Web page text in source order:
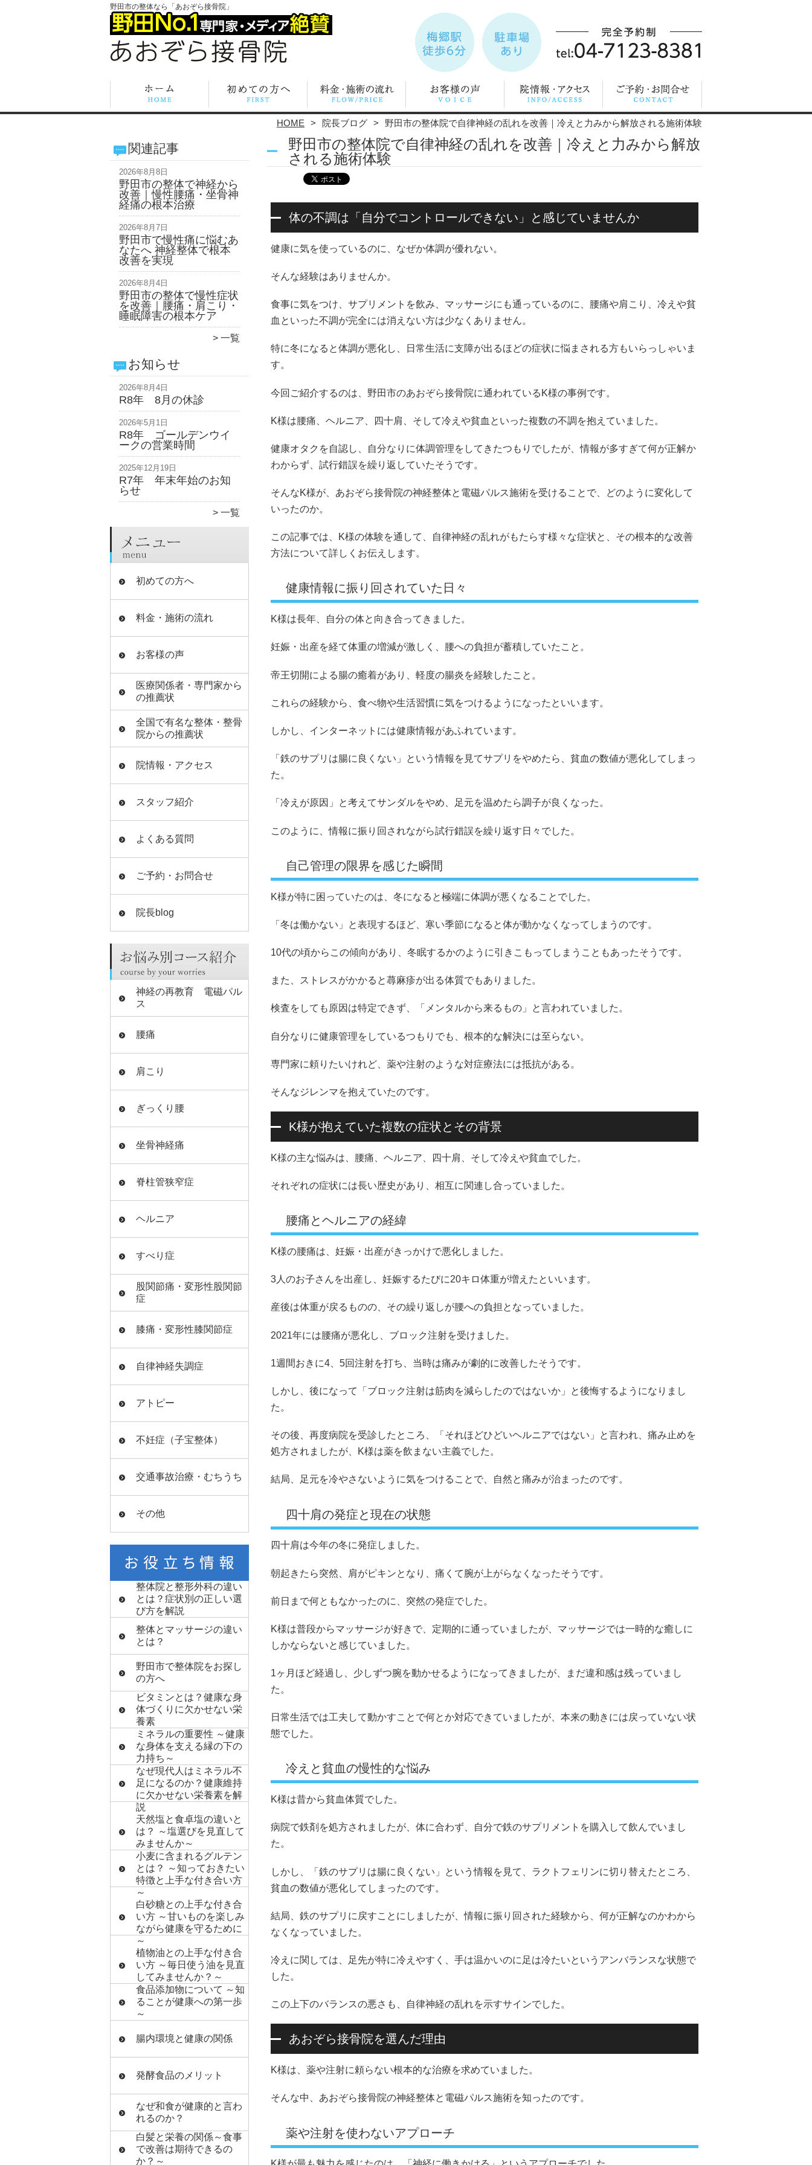
野田市の整体なら「あおぞら接骨院」
HOME 院長ブログ 野田市の整体院で自律神経の乱れを改善｜冷えと力みから解放される施術体験
関連記事
2026年8月8日
野田市の整体で神経から
改善｜慢性腰痛・坐骨神
経痛の根本治療
2026年8月7日
野田市で慢性痛に悩むあ
なたへ 神経整体で根本
改善を実現
2026年8月4日
野田市の整体で慢性症状
を改善｜腰痛・肩こり・
睡眠障害の根本ケア
一覧
お知らせ
2026年8月4日
R8年 8月の休診
2026年5月1日
R8年 ゴールデンウイ
ークの営業時間
2025年12月19日
R7年 年末年始のお知
らせ
一覧
初めての方へ
料金・施術の流れ
お客様の声
医療関係者・専門家から
の推薦状
全国で有名な整体・整骨
院からの推薦状
院情報・アクセス
スタッフ紹介
よくある質問
ご予約・お問合せ
院長blog
神経の再教育 電磁パル
ス
腰痛
肩こり
ぎっくり腰
坐骨神経痛
脊柱管狭窄症
ヘルニア
すべり症
股関節痛・変形性股関節
症
膝痛・変形性膝関節症
自律神経失調症
アトピー
不妊症（子宝整体）
交通事故治療・むちうち
その他
整体院と整形外科の違い
とは？症状別の正しい選
び方を解説
整体とマッサージの違い
とは？
野田市で整体院をお探し
の方へ
ビタミンとは？健康な身
体づくりに欠かせない栄
養素
ミネラルの重要性 ～健康
な身体を支える縁の下の
力持ち～
なぜ現代人はミネラル不
足になるのか？健康維持
に欠かせない栄養素を解
説
天然塩と食卓塩の違いと
は？ ～塩選びを見直して
みませんか～
小麦に含まれるグルテン
とは？ ～知っておきたい
特徴と上手な付き合い方
～
白砂糖との上手な付き合
い方 ～甘いものを楽しみ
ながら健康を守るために
～
植物油との上手な付き合
い方 ～毎日使う油を見直
してみませんか？～
食品添加物について ～知
ることが健康への第一歩
～
腸内環境と健康の関係
発酵食品のメリット
なぜ和食が健康的と言わ
れるのか？
白髪と栄養の関係～食事
で改善は期待できるの
か？～
野田市の整体院で自律神経の乱れを改善｜冷えと力みから解放
される施術体験
体の不調は「自分でコントロールできない」と感じていませんか
健康に気を使っているのに、なぜか体調が優れない。
そんな経験はありませんか。
食事に気をつけ、サプリメントを飲み、マッサージにも通っているのに、腰痛や肩こり、冷えや貧
血といった不調が完全には消えない方は少なくありません。
特に冬になると体調が悪化し、日常生活に支障が出るほどの症状に悩まされる方もいらっしゃいま
す。
今回ご紹介するのは、野田市のあおぞら接骨院に通われているK様の事例です。
K様は腰痛、ヘルニア、四十肩、そして冷えや貧血といった複数の不調を抱えていました。
健康オタクを自認し、自分なりに体調管理をしてきたつもりでしたが、情報が多すぎて何が正解か
わからず、試行錯誤を繰り返していたそうです。
そんなK様が、あおぞら接骨院の神経整体と電磁パルス施術を受けることで、どのように変化して
いったのか。
この記事では、K様の体験を通して、自律神経の乱れがもたらす様々な症状と、その根本的な改善
方法について詳しくお伝えします。
健康情報に振り回されていた日々
K様は長年、自分の体と向き合ってきました。
妊娠・出産を経て体重の増減が激しく、腰への負担が蓄積していたこと。
帝王切開による腸の癒着があり、軽度の腸炎を経験したこと。
これらの経験から、食べ物や生活習慣に気をつけるようになったといいます。
しかし、インターネットには健康情報があふれています。
「鉄のサプリは腸に良くない」という情報を見てサプリをやめたら、貧血の数値が悪化してしまっ
た。
「冷えが原因」と考えてサンダルをやめ、足元を温めたら調子が良くなった。
このように、情報に振り回されながら試行錯誤を繰り返す日々でした。
自己管理の限界を感じた瞬間
K様が特に困っていたのは、冬になると極端に体調が悪くなることでした。
「冬は働かない」と表現するほど、寒い季節になると体が動かなくなってしまうのです。
10代の頃からこの傾向があり、冬眠するかのように引きこもってしまうこともあったそうです。
また、ストレスがかかると蕁麻疹が出る体質でもありました。
検査をしても原因は特定できず、「メンタルから来るもの」と言われていました。
自分なりに健康管理をしているつもりでも、根本的な解決には至らない。
専門家に頼りたいけれど、薬や注射のような対症療法には抵抗がある。
そんなジレンマを抱えていたのです。
K様が抱えていた複数の症状とその背景
K様の主な悩みは、腰痛、ヘルニア、四十肩、そして冷えや貧血でした。
それぞれの症状には長い歴史があり、相互に関連し合っていました。
腰痛とヘルニアの経緯
K様の腰痛は、妊娠・出産がきっかけで悪化しました。
3人のお子さんを出産し、妊娠するたびに20キロ体重が増えたといいます。
産後は体重が戻るものの、その繰り返しが腰への負担となっていました。
2021年には腰痛が悪化し、ブロック注射を受けました。
1週間おきに4、5回注射を打ち、当時は痛みが劇的に改善したそうです。
しかし、後になって「ブロック注射は筋肉を減らしたのではないか」と後悔するようになりまし
た。
その後、再度病院を受診したところ、「それほどひどいヘルニアではない」と言われ、痛み止めを
処方されましたが、K様は薬を飲まない主義でした。
結局、足元を冷やさないように気をつけることで、自然と痛みが治まったのです。
四十肩の発症と現在の状態
四十肩は今年の冬に発症しました。
朝起きたら突然、肩がピキンとなり、痛くて腕が上がらなくなったそうです。
前日まで何ともなかったのに、突然の発症でした。
K様は普段からマッサージが好きで、定期的に通っていましたが、マッサージでは一時的な癒しに
しかならないと感じていました。
1ヶ月ほど経過し、少しずつ腕を動かせるようになってきましたが、まだ違和感は残っていまし
た。
日常生活では工夫して動かすことで何とか対応できていましたが、本来の動きには戻っていない状
態でした。
冷えと貧血の慢性的な悩み
K様は昔から貧血体質でした。
病院で鉄剤を処方されましたが、体に合わず、自分で鉄のサプリメントを購入して飲んでいまし
た。
しかし、「鉄のサプリは腸に良くない」という情報を見て、ラクトフェリンに切り替えたところ、
貧血の数値が悪化してしまったのです。
結局、鉄のサプリに戻すことにしましたが、情報に振り回された経験から、何が正解なのかわから
なくなっていました。
冷えに関しては、足先が特に冷えやすく、手は温かいのに足は冷たいというアンバランスな状態で
した。
この上下のバランスの悪さも、自律神経の乱れを示すサインでした。
あおぞら接骨院を選んだ理由
K様は、薬や注射に頼らない根本的な治療を求めていました。
そんな中、あおぞら接骨院の神経整体と電磁パルス施術を知ったのです。
薬や注射を使わないアプローチ